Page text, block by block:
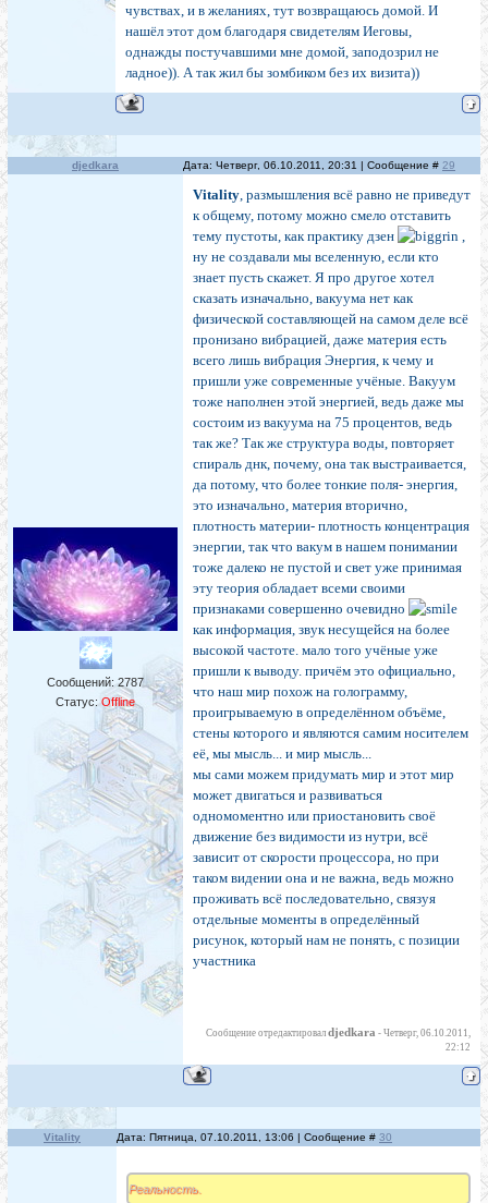
чувствах, и в желаниях, тут возвращаюсь домой. И
нашёл этот дом благодаря свидетелям Иеговы,
однажды постучавшими мне домой, заподозрил не
ладное)). А так жил бы зомбиком без их визита))
djedkara Дата: Четверг, 06.10.2011, 20:31 | Сообщение # 29
Сообщений: 2787
Статус: Offline
Vitality, размышления всё равно не приведут
к общему, потому можно смело отставить
тему пустоты, как практику дзен
,
ну не создавали мы вселенную, если кто
знает пусть скажет. Я про другое хотел
сказать изначально, вакуума нет как
физической составляющей на самом деле всё
пронизано вибрацией, даже материя есть
всего лишь вибрация Энергия, к чему и
пришли уже современные учёные. Вакуум
тоже наполнен этой энергией, ведь даже мы
состоим из вакуума на 75 процентов, ведь
так же? Так же структура воды, повторяет
спираль днк, почему, она так выстраивается,
да потому, что более тонкие поля- энергия,
это изначально, материя вторично,
плотность материи- плотность концентрация
энергии, так что вакум в нашем понимании
тоже далеко не пустой и свет уже принимая
эту теория обладает всеми своими
признаками совершенно очевидно
как информация, звук несущейся на более
высокой частоте. мало того учёные уже
пришли к выводу. причём это официально,
что наш мир похож на голограмму,
проигрываемую в определённом объёме,
стены которого и являются самим носителем
её, мы мысль... и мир мысль...
мы сами можем придумать мир и этот мир
может двигаться и развиваться
одномоментно или приостановить своё
движение без видимости из нутри, всё
зависит от скорости процессора, но при
таком видении она и не важна, ведь можно
проживать всё последовательно, связуя
отдельные моменты в определённый
рисунок, который нам не понять, с позиции
участника
Сообщение отредактировал djedkara - Четверг, 06.10.2011,
22:12
Vitality Дата: Пятница, 07.10.2011, 13:06 | Сообщение # 30
Реальность.